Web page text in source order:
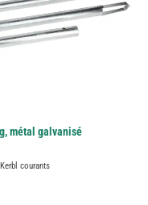
métal galvanisé
courants